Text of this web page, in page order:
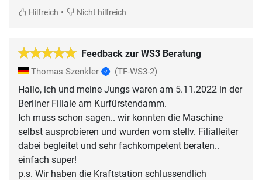
Hilfreich • Nicht hilfreich
Feedback zur WS3 Beratung
Thomas Szenkler (TF-WS3-2)
Hallo, ich und meine Jungs waren am 5.11.2022 in der
Berliner Filiale am Kurfürstendamm.
Ich muss schon sagen.. wir konnten die Maschine
selbst ausprobieren und wurden vom stellv. Filialleiter
dabei begleitet und sehr fachkompetent beraten..
einfach super!
p.s. Wir haben die Kraftstation schlussendlich